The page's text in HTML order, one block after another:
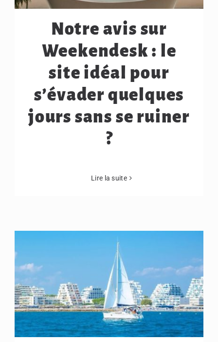
Notre avis sur
Weekendesk : le
site idéal pour
s’évader quelques
jours sans se ruiner
?
Lire la suite